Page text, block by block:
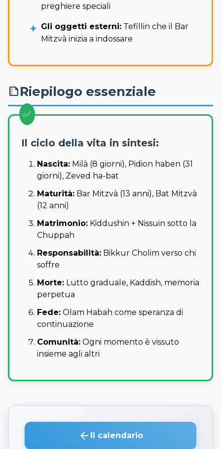
preghiere speciali
Gli oggetti esterni: Tefillin che il Bar
Mitzvà inizia a indossare
summarizeRiepilogo essenziale
Il ciclo della vita in sintesi:
Nascita: Milà (8 giorni), Pidion haben (31
giorni), Zeved ha-bat
Maturità: Bar Mitzvà (13 anni), Bat Mitzvà
(12 anni)
Matrimonio: Kiddushin + Nissuin sotto la
Chuppah
Responsabilità: Bikkur Cholim verso chi
soffre
Morte: Lutto graduale, Kaddish, memoria
perpetua
Fede: Olam Habah come speranza di
continuazione
Comunità: Ogni momento è vissuto
insieme agli altri
arrow_back Il calendario